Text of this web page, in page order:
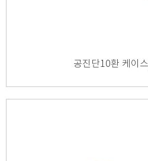
공진단10환 케이